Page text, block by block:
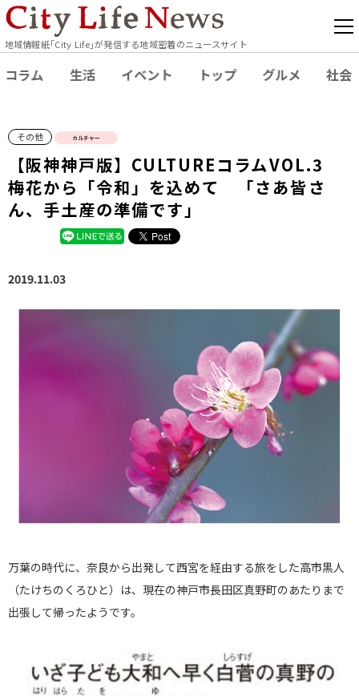
地域情報紙｢City Life｣が発信する地域密着のニュースサイト
コラム 生活 イベント トップ グルメ 社会
その他 カルチャー
【阪神神戸版】CULTUREコラムVOL.3
梅花から「令和」を込めて 「さあ皆さ
ん、手土産の準備です」
2019.11.03
万葉の時代に、奈良から出発して西宮を経由する旅をした高市黒人
（たけちのくろひと）は、現在の神戸市長田区真野町のあたりまで
出張して帰ったようです。